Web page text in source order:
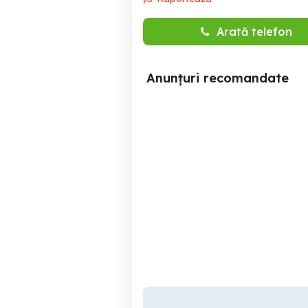
Arată telefon
Anunțuri recomandate